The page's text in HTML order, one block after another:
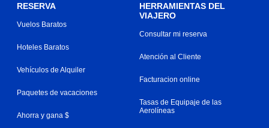
RESERVA
Vuelos Baratos
Hoteles Baratos
Vehículos de Alquiler
Paquetes de vacaciones
Ahorra y gana $
HERRAMIENTAS DEL
VIAJERO
Consultar mi reserva
Atención al Cliente
Facturacion online
Tasas de Equipaje de las
Aerolíneas